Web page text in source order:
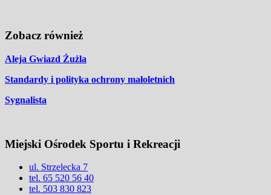
Zobacz również
Aleja Gwiazd Żużla
Standardy i polityka ochrony małoletnich
Sygnalista
Miejski Ośrodek Sportu i Rekreacji
ul. Strzelecka 7
tel. 65 520 56 40
tel. 503 830 823